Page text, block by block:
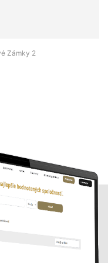
Zámky 2